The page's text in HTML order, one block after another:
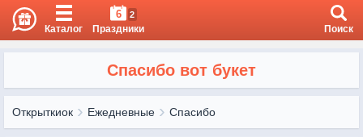
Каталог
6 2
Праздники Поиск
Спасибо вот букет
Открыткиок Ежедневные Спасибо